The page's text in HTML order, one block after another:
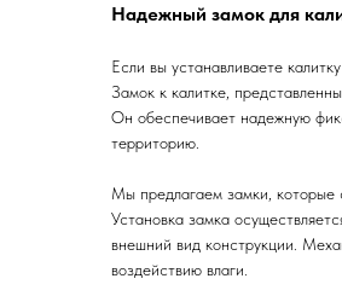
Надежный замок для
Если вы устанавливаете
Замок к калитке,
Он обеспечивает надежную
территорию.
Мы предлагаем замки, которые
Установка замка
внешний вид конструкции.
воздействию влаги.